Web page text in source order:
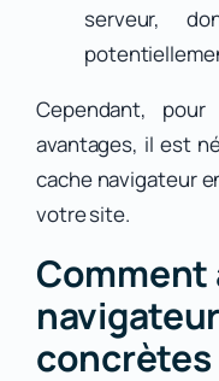
serveur,
Cependant,
avantages, il est
cache navigateur
votre site.
Comment
concrètes